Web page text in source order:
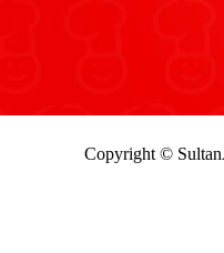
Copyright ©